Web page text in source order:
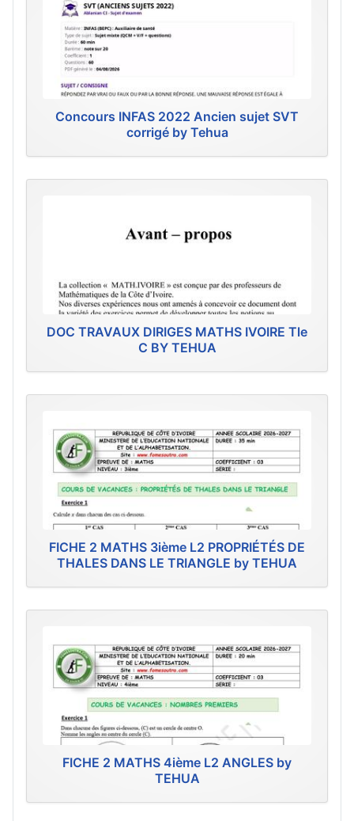
Concours INFAS 2022 Ancien sujet SVT
corrigé by Tehua
DOC TRAVAUX DIRIGES MATHS IVOIRE Tle
C BY TEHUA
FICHE 2 MATHS 3ième L2 PROPRIÉTÉS DE
THALES DANS LE TRIANGLE by TEHUA
FICHE 2 MATHS 4ième L2 ANGLES by
TEHUA